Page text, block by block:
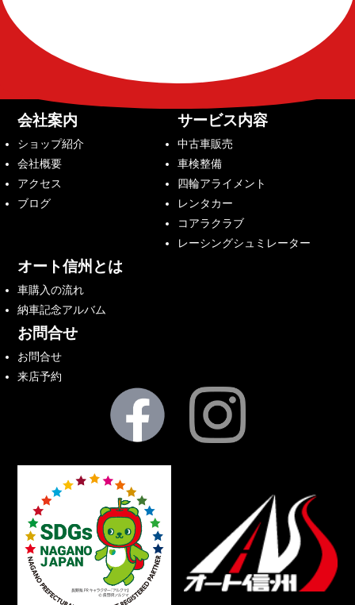
会社案内
ショップ紹介
会社概要
アクセス
ブログ
サービス内容
中古車販売
車検整備
四輪アライメント
レンタカー
コアラクラブ
レーシングシュミレーター
オート信州とは
車購入の流れ
納車記念アルバム
お問合せ
お問合せ
来店予約